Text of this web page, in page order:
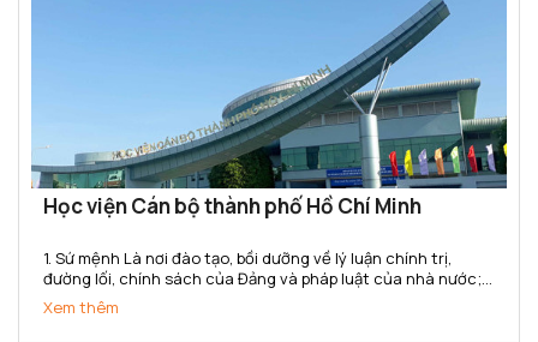
Học viện Cán bộ thành phố Hồ Chí Minh
1. Sứ mệnh Là nơi đào tạo, bồi dưỡng về lý luận chính trị,
đường lối, chính sách của Đảng và pháp luật của nhà nước;
kiến thức và kỹ năng quản lý nhà nước cho đội ngũ cán bộ,
công chức, viên chức của Thành phố Hồ Chí Minh...
Xem thêm